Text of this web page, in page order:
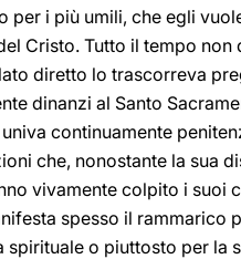
per i più umili, che egli
Cristo. Tutto il tempo non
diretto lo trascorreva
dinanzi al Santo
continuamente
che, nonostante la sua
vivamente colpito i suoi
spesso il rammarico
spirituale o piuttosto per la